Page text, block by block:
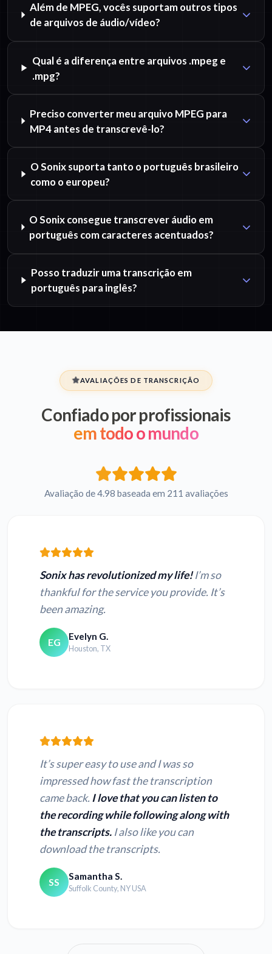
Além de MPEG, vocês suportam outros tipos
de arquivos de áudio/vídeo?
Qual é a diferença entre arquivos .mpeg e
.mpg?
Preciso converter meu arquivo MPEG para
MP4 antes de transcrevê-lo?
O Sonix suporta tanto o português brasileiro
como o europeu?
O Sonix consegue transcrever áudio em
português com caracteres acentuados?
Posso traduzir uma transcrição em
português para inglês?
AVALIAÇÕES DE TRANSCRIÇÃO
Confiado por profissionais
em todo o mundo
Avaliação de 4.98 baseada em 211 avaliações
Sonix has revolutionized my life!I’m so
thankful for the service you provide. It’s
been amazing.
EG Evelyn G.
Houston, TX
It’s super easy to use and I was so
impressed how fast the transcription
came back. I love that you can listen to
the recording while following along with
the transcripts. I also like you can
download the transcripts.
SS Samantha S.
Suffolk County, NY USA